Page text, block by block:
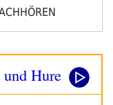
Hure